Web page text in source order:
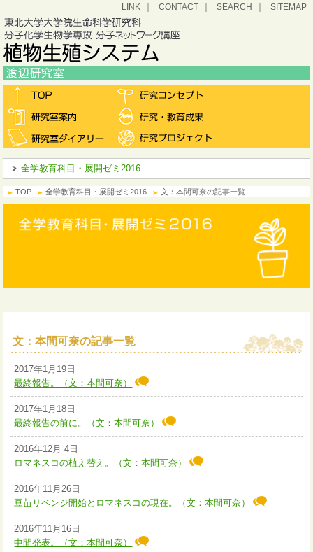
LINK CONTACT SEARCH SITEMAP
全学教育科目・展開ゼミ2016
TOP 全学教育科目・展開ゼミ2016 文：本間可奈の記事一覧
文：本間可奈の記事一覧
2017年1月19日
最終報告。（文：本間可奈）
2017年1月18日
最終報告の前に。（文：本間可奈）
2016年12月 4日
ロマネスコの植え替え。（文：本間可奈）
2016年11月26日
豆苗リベンジ開始とロマネスコの現在。（文：本間可奈）
2016年11月16日
中間発表。（文：本間可奈）